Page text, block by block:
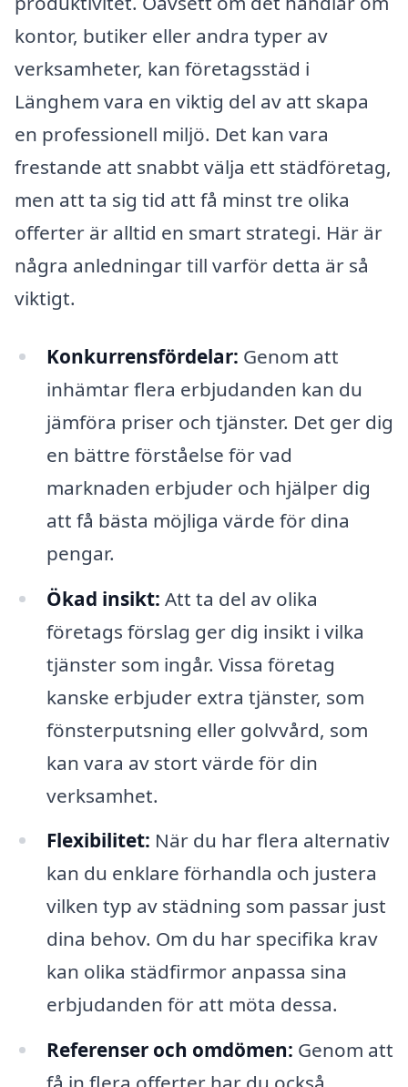
kontor, butiker eller andra typer av
verksamheter, kan företagsstäd i
Länghem vara en viktig del av att skapa
en professionell miljö. Det kan vara
frestande att snabbt välja ett städföretag,
men att ta sig tid att få minst tre olika
offerter är alltid en smart strategi. Här är
några anledningar till varför detta är så
viktigt.
Konkurrensfördelar: Genom att
inhämtar flera erbjudanden kan du
jämföra priser och tjänster. Det ger dig
en bättre förståelse för vad
marknaden erbjuder och hjälper dig
att få bästa möjliga värde för dina
pengar.
Ökad insikt: Att ta del av olika
företags förslag ger dig insikt i vilka
tjänster som ingår. Vissa företag
kanske erbjuder extra tjänster, som
fönsterputsning eller golvvård, som
kan vara av stort värde för din
verksamhet.
Flexibilitet: När du har flera alternativ
kan du enklare förhandla och justera
vilken typ av städning som passar just
dina behov. Om du har specifika krav
kan olika städfirmor anpassa sina
erbjudanden för att möta dessa.
Referenser och omdömen: Genom att